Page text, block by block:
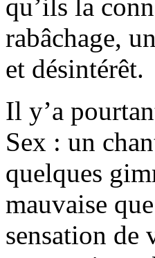
qu’ils la
rabâchage,
et désintérêt.
Il y’a
Sex : un
quelques
mauvaise
sensation de